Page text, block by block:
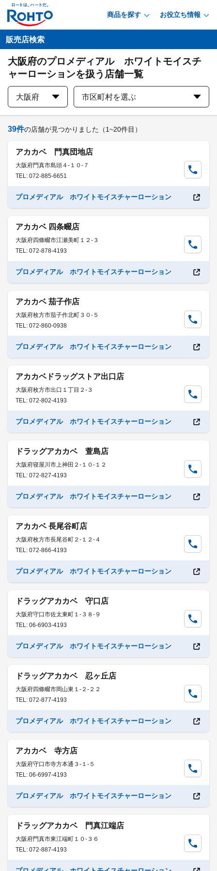
商品を探す お役立ち情報
販売店検索
大阪府のプロメディアル ホワイトモイスチ
ャーローションを扱う店舗一覧
大阪府 市区町村を選ぶ
39件の店舗が見つかりました （1~20件目）
アカカベ 門真団地店
大阪府門真市島頭４-１０-７
TEL: 072-885-6651
プロメディアル ホワイトモイスチャーローション
アカカベ 四条畷店
大阪府四條畷市江瀬美町１２-３
TEL: 072-878-4193
プロメディアル ホワイトモイスチャーローション
アカカベ 茄子作店
大阪府枚方市茄子作北町３０-５
TEL: 072-860-0938
プロメディアル ホワイトモイスチャーローション
アカカベドラッグストア出口店
大阪府枚方市出口１丁目２-３
TEL: 072-802-4193
プロメディアル ホワイトモイスチャーローション
ドラッグアカカベ 萱島店
大阪府寝屋川市上神田２-１０-１２
TEL: 072-827-4193
プロメディアル ホワイトモイスチャーローション
アカカベ 長尾谷町店
大阪府枚方市長尾谷町２-１２-４
TEL: 072-866-4193
プロメディアル ホワイトモイスチャーローション
ドラッグアカカベ 守口店
大阪府守口市佐太東町１-３８-９
TEL: 06-6903-4193
プロメディアル ホワイトモイスチャーローション
ドラッグアカカベ 忍ヶ丘店
大阪府四條畷市岡山東１-２-２２
TEL: 072-877-4193
プロメディアル ホワイトモイスチャーローション
アカカベ 寺方店
大阪府守口市寺方本通３-１-５
TEL: 06-6997-4193
プロメディアル ホワイトモイスチャーローション
ドラッグアカカベ 門真江端店
大阪府門真市東江端町１０-３６
TEL: 072-887-4193